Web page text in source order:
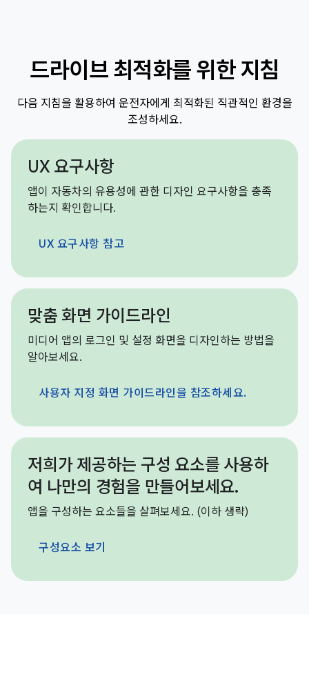
드라이브 최적화를 위한 지침
다음 지침을 활용하여 운전자에게 최적화된 직관적인 환경을
조성하세요.
UX 요구사항
앱이 자동차의 유용성에 관한 디자인 요구사항을 충족
하는지 확인합니다.
UX 요구사항 참고
맞춤 화면 가이드라인
미디어 앱의 로그인 및 설정 화면을 디자인하는 방법을
알아보세요.
사용자 지정 화면 가이드라인을 참조하세요.
저희가 제공하는 구성 요소를 사용하
여 나만의 경험을 만들어보세요.
앱을 구성하는 요소들을 살펴보세요. (이하 생략)
구성요소 보기